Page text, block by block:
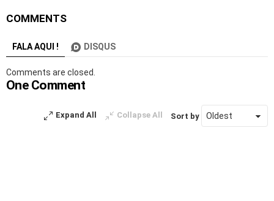
COMMENTS
FALA AQUI ! DISQUS
Comments are closed.
One Comment
Expand All Collapse All Sort by